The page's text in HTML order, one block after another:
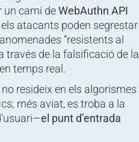
un camí deWebAuthn API
els atacants poden segrestar
“resistents al
través de la falsificació de la
temps real.
resideix en els algorismes
més aviat, es troba a la
el punt d’entrada